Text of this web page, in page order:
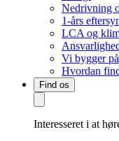
Nedrivning
1-års
LCA og
Vi bygger
Hvordan
Find os
Interesseret i at